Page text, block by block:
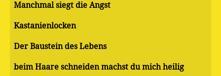
Manchmal siegt die Angst
Kastanienlocken
Der Baustein des Lebens
beim Haare schneiden machst du mich heilig